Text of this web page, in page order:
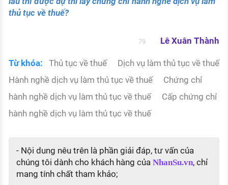
thủ tục về thuế?
79 Lê Xuân Thành
Từ khóa: Thủ tục về thuế
Dịch vụ làm thủ tục về thuế
Hành nghề dịch vụ làm thủ tục về thuế
Chứng chỉ
hành nghề dịch vụ làm thủ tục về thuế
Cấp chứng chỉ
hành nghề dịch vụ làm thủ tục về thuế
- Nội dung nêu trên là phần giải đáp, tư vấn của
chúng tôi dành cho khách hàng của NhanSu.vn, chỉ
mang tính chất tham khảo;